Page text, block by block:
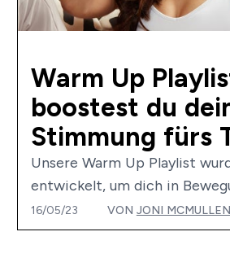
Warm Up
boostest du
Stimmung fürs
Unsere Warm Up Playlist
entwickelt, um dich in
16/05/23 VON JONI MCMULLEN